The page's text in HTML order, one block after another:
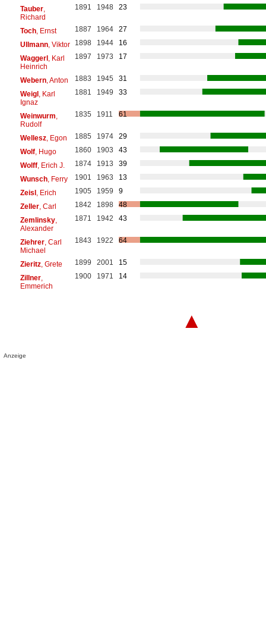
Tauber,
Richard
1891 1948 23
Toch, Ernst 1887 1964
27
Ullmann, Viktor 1898 1944
16
Waggerl, Karl
Heinrich
1897 1973 17
Webern, Anton 1883 1945
31
Weigl, Karl
Ignaz
1881 1949 33
Weinwurm
Rudolf
1835 1911 61
Wellesz, Egon 1885 1974
29
Wolf, Hugo 1860 1903
43
Wolff, Erich J. 1874 1913
39
Wunsch, Ferry 1901 1963
13
Zeisl, Erich 1905 1959
9
Zeller, Carl 1842 1898
48
Zemlinsky,
Alexander
1871 1942 43
Ziehrer, Carl
Michael
1843 1922 64
Zieritz, Grete 1899 2001
15
Zillner,
Emmerich
1900 1971 14
▲
Anzeige